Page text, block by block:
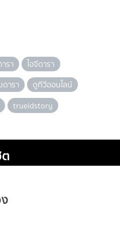
รา
ไอจีดารา
ารา
ดูทีวีออนไลน์
trueidstory